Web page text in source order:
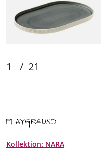
Kollektion: NARA